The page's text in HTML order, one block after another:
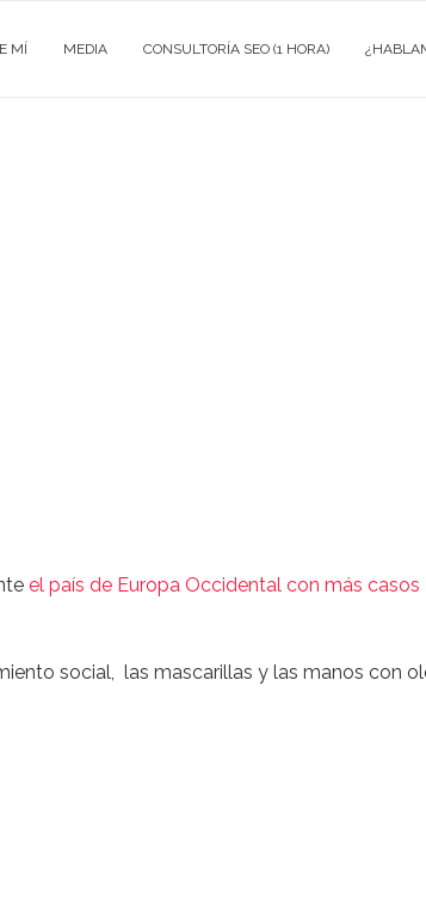
MÍ MEDIA CONSULTORÍA SEO (1 HORA)
el país de Europa Occidental con más casos
social, las mascarillas y las manos con